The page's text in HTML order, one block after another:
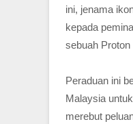
ini, jenama
kepada
sebuah
Peraduan ini
Malaysia
merebut